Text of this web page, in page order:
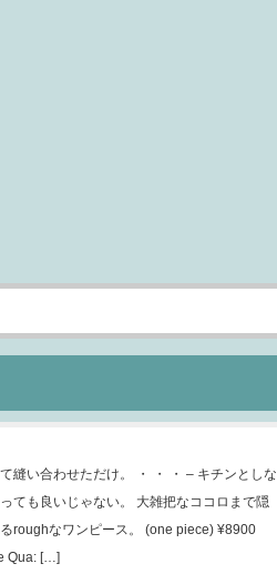
縫い合わせただけ。 ・ ・ ・ – キチンとしな
ても良いじゃない。 大雑把なココロまで隠
roughなワンピース。 (one piece) ¥8900
Qua: […]